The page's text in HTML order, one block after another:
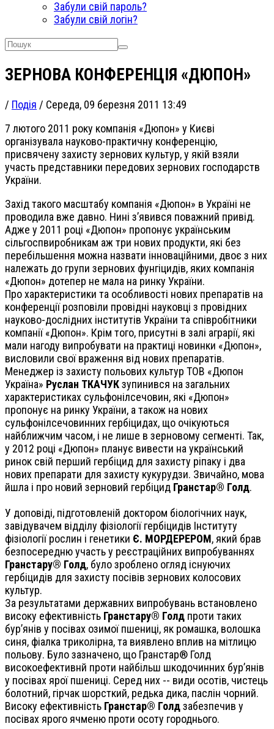
Забули свій пароль?
Забули свій логін?
ЗЕРНОВА КОНФЕРЕНЦІЯ «ДЮПОН»
/ Подія / Середа, 09 березня 2011 13:49
7 лютого 2011 року компанія «Дюпон» у Києві
організувала науково-практичну конференцію,
присвячену захисту зернових культур, у якій взяли
участь представники передових зернових господарств
України.
Захід такого масштабу компанія «Дюпон» в Україні не
проводила вже давно. Нині з’явився поважний привід.
Адже у 2011 році «Дюпон» пропонує українським
сільгоспвиробникам аж три нових продукти, які без
перебільшення можна назвати інноваційними, двоє з них
належать до групи зернових фунгіцидів, яких компанія
«Дюпон» дотепер не мала на ринку України.
Про характеристики та особливості нових препаратів на
конференції розповіли провідні науковці з провідних
науково-дослідних інститутів України та співробітники
компанії «Дюпон». Крім того, присутні в залі аграрії, які
мали нагоду випробувати на практиці новинки «Дюпон»,
висловили свої враження від нових препаратів.
Менеджер із захисту польових культур ТОВ «Дюпон
Україна» Руслан ТКАЧУКзупинився на загальних
характеристиках сульфонілсечовин, які «Дюпон»
пропонує на ринку України, а також на нових
сульфонілсечовинних гербіцидах, що очікуються
найближчим часом, і не лише в зерновому сегменті. Так,
у 2012 році «Дюпон» планує вивести на український
ринок свій перший гербіцид для захисту ріпаку і два
нових препарати для захисту кукурудзи. Звичайно, мова
йшла і про новий зерновий гербіцид Гранстар® Голд.
У доповіді, підготовленій доктором біологічних наук,
завідувачем відділу фізіології гербіцидів Інституту
фізіології рослин і генетики Є. МОРДЕРЕРОМ, який брав
безпосередню участь у реєстраційних випробуваннях
Гранстару® Голд, було зроблено огляд існуючих
гербіцидів для захисту посівів зернових колосових
культур.
За результатами державних випробувань встановлено
високу ефективність Гранстару® Голд проти таких
бур’янів у посівах озимої пшениці, як ромашка, волошка
синя, фіалка триколірна, та виявлено вплив на мітлицю
польову. Було зазначено, що Гранстар® Голд
високоефективнй проти найбільш шкодочинних бур’янів
у посівах ярої пшениці. Серед них -- види осотів, чистець
болотний, гірчак шорсткий, редька дика, паслін чорний.
Високу ефективність Гранстар® Голдзабезпечив у
посівах ярого ячменю проти осоту городнього.